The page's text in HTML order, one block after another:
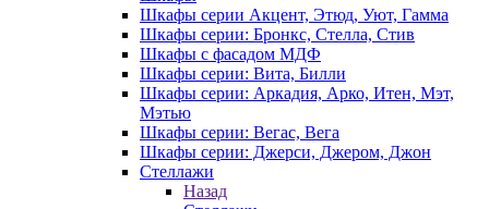
Шкафы серии Акцент, Этюд, Уют, Гамма
Шкафы серии: Бронкс, Стелла, Стив
Шкафы с фасадом МДФ
Шкафы серии: Вита, Билли
Шкафы серии: Аркадия, Арко, Итен, Мэт,
Мэтью
Шкафы серии: Вегас, Вега
Шкафы серии: Джерси, Джером, Джон
Стеллажи
Назад